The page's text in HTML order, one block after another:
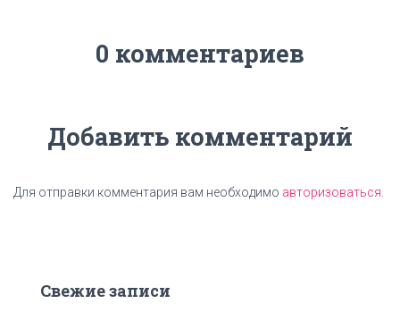
0 комментариев
Добавить комментарий
Для отправки комментария вам необходимо авторизоваться
Свежие записи